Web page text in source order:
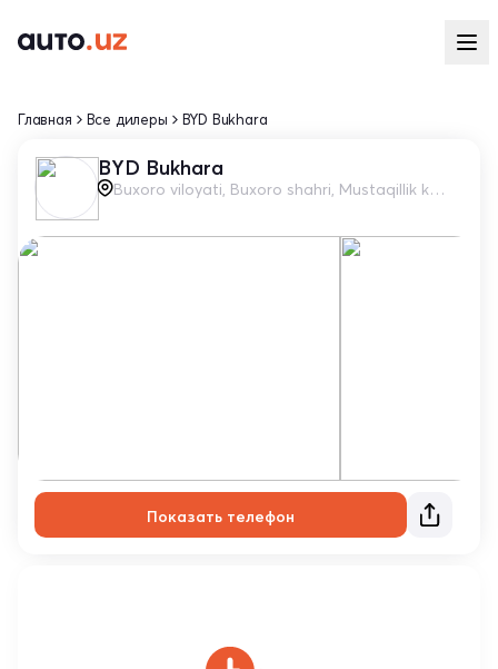
Главная Все дилеры BYD Bukhara
BYD Bukhara
Buxoro viloyati, Buxoro shahri, Mustaqillik ko’chasi, 55/1-A
Показать телефон